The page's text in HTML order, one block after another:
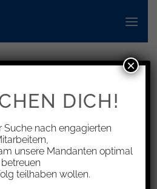
–
Gebühr fürDICH!
Suche nach engagierten
unsere Mandanten optimal
betreuen
teilhaben wollen.
×